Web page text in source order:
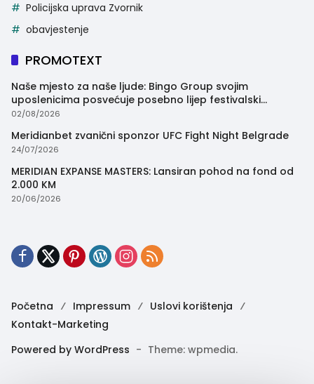
Policijska uprava Zvornik
obavjestenje
PROMOTEXT
Naše mjesto za naše ljude: Bingo Group svojim
uposlenicima posvećuje posebno lijep festivalski
trenutak
02/08/2026
Meridianbet zvanični sponzor UFC Fight Night Belgrade
24/07/2026
MERIDIAN EXPANSE MASTERS: Lansiran pohod na fond od
2.000 KM
20/06/2026
Početna Impressum
Uslovi korištenja
Kontakt-Marketing
Powered by WordPress - Theme: wpmedia.